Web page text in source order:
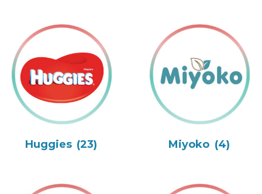
Huggies (23) Miyoko (4)